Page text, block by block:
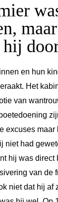
en hun
Het
van
excuses maar
niet had
hij was direct
van de
niet dat hij af